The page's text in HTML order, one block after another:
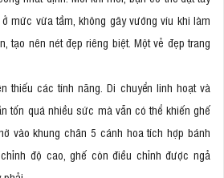
mức vừa tầm, không gây vướng víu khi làm
tạo nên nét đẹp riêng biệt. Một vẻ đẹp trang
thiếu các tính năng. Di chuyển linh hoạt và
tốn quá nhiều sức mà vẫn có thể khiến ghế
vào khung chân 5 cánh hoa tích hợp bánh
độ cao, ghế còn điều chỉnh được ngả